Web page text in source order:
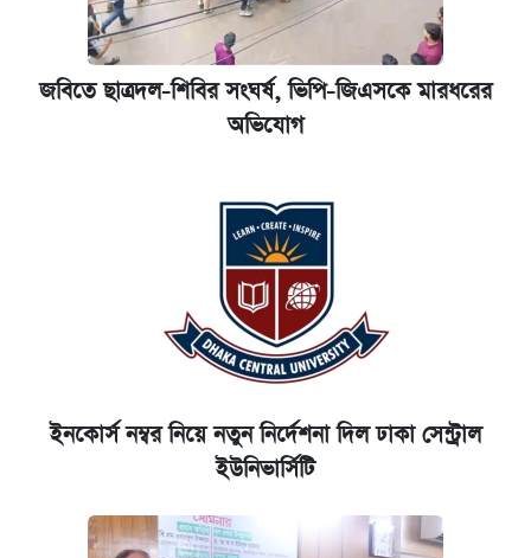
জবিতে ছাত্রদল-শিবির সংঘর্ষ, ভিপি-জিএসকে মারধরের
অভিযোগ
ইনকোর্স নম্বর নিয়ে নতুন নির্দেশনা দিল ঢাকা সেন্ট্রাল
ইউনিভার্সিটি